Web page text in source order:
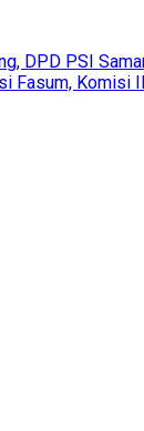
DPD PSI
Fasum, Komisi